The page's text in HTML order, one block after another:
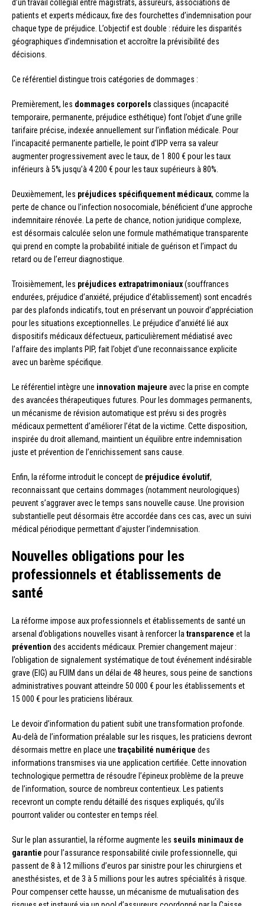
d’un travail collégial entre magistrats, assureurs, associations de
patients et experts médicaux, fixe des fourchettes d’indemnisation pour
chaque type de préjudice. L’objectif est double : réduire les disparités
géographiques d’indemnisation et accroître la prévisibilité des
décisions.
Ce référentiel distingue trois catégories de dommages :
Premièrement, les dommages corporels classiques (incapacité
temporaire, permanente, préjudice esthétique) font l’objet d’une grille
tarifaire précise, indexée annuellement sur l’inflation médicale. Pour
l’incapacité permanente partielle, le point d’IPP verra sa valeur
augmenter progressivement avec le taux, de 1 800 € pour les taux
inférieurs à 5% jusqu’à 4 200 € pour les taux supérieurs à 80%.
Deuxièmement, les préjudices spécifiquement médicaux, comme la
perte de chance ou l’infection nosocomiale, bénéficient d’une approche
indemnitaire rénovée. La perte de chance, notion juridique complexe,
est désormais calculée selon une formule mathématique transparente
qui prend en compte la probabilité initiale de guérison et l’impact du
retard ou de l’erreur diagnostique.
Troisièmement, les préjudices extrapatrimoniaux(souffrances
endurées, préjudice d’anxiété, préjudice d’établissement) sont encadrés
par des plafonds indicatifs, tout en préservant un pouvoir d’appréciation
pour les situations exceptionnelles. Le préjudice d’anxiété lié aux
dispositifs médicaux défectueux, particulièrement médiatisé avec
l’affaire des implants PIP, fait l’objet d’une reconnaissance explicite
avec un barème spécifique.
Le référentiel intègre une innovation majeure avec la prise en compte
des avancées thérapeutiques futures. Pour les dommages permanents,
un mécanisme de révision automatique est prévu si des progrès
médicaux permettent d’améliorer l’état de la victime. Cette disposition,
inspirée du droit allemand, maintient un équilibre entre indemnisation
juste et prévention de l’enrichissement sans cause.
Enfin, la réforme introduit le concept de préjudice évolutif,
reconnaissant que certains dommages (notamment neurologiques)
peuvent s’aggraver avec le temps sans nouvelle cause. Une provision
substantielle peut désormais être accordée dans ces cas, avec un suivi
médical périodique permettant d’ajuster l’indemnisation.
Nouvelles obligations pour les
professionnels et établissements de
santé
La réforme impose aux professionnels et établissements de santé un
arsenal d’obligations nouvelles visant à renforcer la transparence et la
prévention des accidents médicaux. Premier changement majeur :
l’obligation de signalement systématique de tout événement indésirable
grave (EIG) au FUIM dans un délai de 48 heures, sous peine de sanctions
administratives pouvant atteindre 50 000 € pour les établissements et
15 000 € pour les praticiens libéraux.
Le devoir d’information du patient subit une transformation profonde.
Au-delà de l’information préalable sur les risques, les praticiens devront
désormais mettre en place une traçabilité numérique des
informations transmises via une application certifiée. Cette innovation
technologique permettra de résoudre l’épineux problème de la preuve
de l’information, source de nombreux contentieux. Les patients
recevront un compte rendu détaillé des risques expliqués, qu’ils
pourront valider ou contester en temps réel.
Sur le plan assurantiel, la réforme augmente les seuils minimaux de
garantie pour l’assurance responsabilité civile professionnelle, qui
passent de 8 à 12 millions d’euros par sinistre pour les chirurgiens et
anesthésistes, et de 3 à 5 millions pour les autres spécialités à risque.
Pour compenser cette hausse, un mécanisme de mutualisation des